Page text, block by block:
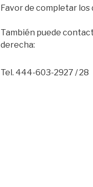
Favor de completar
También puede
derecha:
Tel. 444-603-2927 / 28